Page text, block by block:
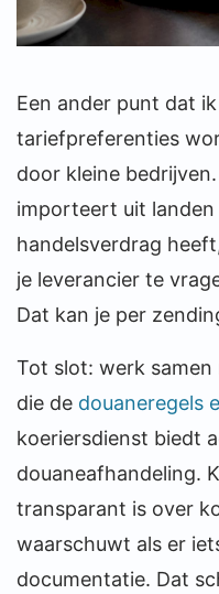
Een ander punt dat
tariefpreferenties
door kleine
importeert uit landen
handelsverdrag
je leverancier te
Dat kan je per
Tot slot: werk
die de douaneregels
koeriersdienst biedt
douaneafhandeling.
transparant is over
waarschuwt als er
documentatie. Dat